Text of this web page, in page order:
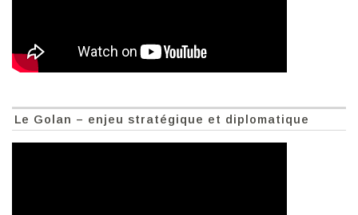
Le Golan – enjeu stratégique et diplomatique